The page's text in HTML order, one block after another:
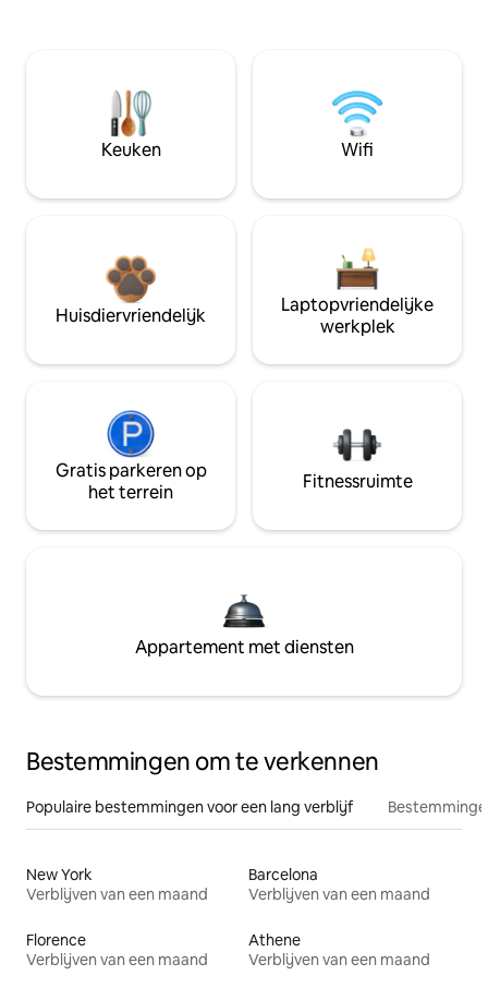
Keuken Wifi
Huisdiervriendelijk
Laptopvriendelijke
werkplek
Gratis parkeren op
het terrein
Fitnessruimte
Appartement met diensten
Bestemmingen om te verkennen
Populaire bestemmingen voor een lang verblijf
New York
Verblijven van een maand
Barcelona
Verblijven van een maand
Florence
Verblijven van een maand
Athene
Verblijven van een maand